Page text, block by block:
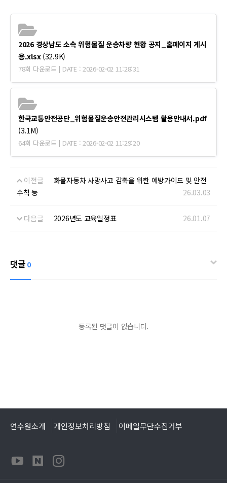
2026 경상남도 소속 위험물질 운송차량 현황 공지_홈페이지 게시
용.xlsx(32.9K)
78회 다운로드 | DATE : 2026-02-02 11:28:31
한국교통안전공단_위험물질운송안전관리시스템 활용안내서.pdf
(3.1M)
64회 다운로드 | DATE : 2026-02-02 11:29:20
이전글
화물자동차 사망사고 감축을 위한 예방가이드 및 안전
수칙 등
26.03.03
다음글 2026년도 교육일정표 26.01.07
댓글 0
등록된 댓글이 없습니다.
연수원소개 개인정보처리방침 이메일무단수집거부